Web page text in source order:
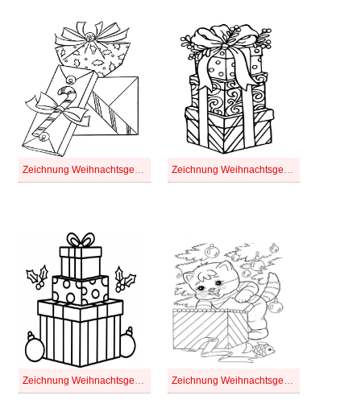
Zeichnung Weihnachtsgeschenke kostenlos druckbare einfach Zeichnung Weihnachtsgeschenke kostenlos druckbare schlicht
Zeichnung Weihnachtsgeschenke kostenlos druckbare Zeichnung Weihnachtsgeschenke kostenlos einfach